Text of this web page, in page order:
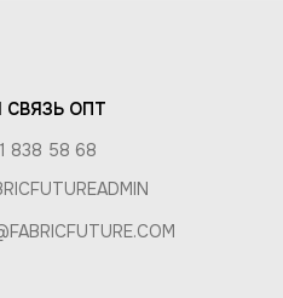
СВЯЗЬ ОПТ
838 58 68